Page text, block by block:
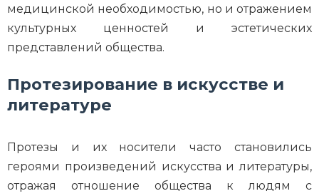
медицинской необходимостью, но и отражением
культурных ценностей и эстетических
представлений общества.
Протезирование в искусстве и
литературе
Протезы и их носители часто становились
героями произведений искусства и литературы,
отражая отношение общества к людям с